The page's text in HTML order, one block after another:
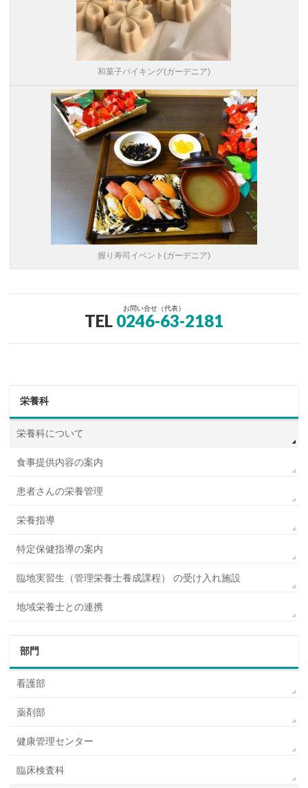
和菓子バイキング(ガーデニア)
握り寿司イベント(ガーデニア)
お問い合せ（代表）
TEL 0246-63-2181
栄養科
栄養科について
食事提供内容の案内
患者さんの栄養管理
栄養指導
特定保健指導の案内
臨地実習生（管理栄養士養成課程） の受け入れ施設
地域栄養士との連携
部門
看護部
薬剤部
健康管理センター
臨床検査科